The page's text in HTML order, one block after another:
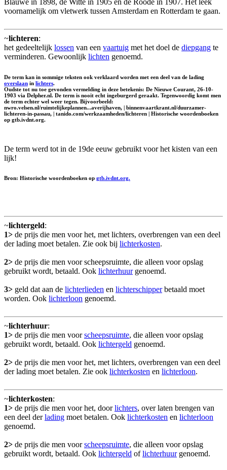
voornamelijk om vletwerk tussen Amsterdam en Rotterdam te gaan.
~lichteren:
het gedeeltelijk lossen van een vaartuig met het doel de diepgang te
verminderen. Gewoonlijk lichten genoemd.
De term kan in sommige teksten ook verklaard worden met een deel van de lading
overslaan in lichters.
Oudste tot nu toe gevonden vermelding in deze betekenis: De Nieuwe Courant, 26-10-
1903 via Delpher.nl. De term is nooit echt ingeburgerd geraakt. Tegenwoordig komt men
de term echter wel weer tegen. Bijvoorbeeld:
nwro.velsen.nl/ruimtelijkeplannen...averijhaven, | binnenvaartkrant.nl/duurzamer-
lichteren-in-passau, | tanido.com/werkzaamheden/lichteren | Historische woordenboeken
op gtb.ivdnt.org.
De term werd tot in de 19de eeuw gebruikt voor het kisten van een
lijk!
Bron: Historische woordenboeken op gtb.ivdnt.org.
~lichtergeld:
1> de prijs die men voor het, met lichters, overbrengen van een deel
der lading moet betalen. Zie ook bij lichterkosten.
2> de prijs die men voor scheepsruimte, die alleen voor opslag
gebruikt wordt, betaald. Ook lichterhuurgenoemd.
3> geld dat aan de lichterlieden en lichterschipperbetaald moet
worden. Ook lichterloon genoemd.
~lichterhuur:
1> de prijs die men voorscheepsruimte, die alleen voor opslag
gebruikt wordt, betaald. Ook lichtergeld genoemd.
2> de prijs die men voor het, met lichters, overbrengen van een deel
der lading moet betalen. Zie ook lichterkosten en lichterloon.
~lichterkosten:
1> de prijs die men voor het, doorlichters, over laten brengen van
een deel derlading moet betalen. Ook lichterkosten en lichterloon
genoemd.
2> de prijs die men voorscheepsruimte, die alleen voor opslag
gebruikt wordt, betaald. Ook lichtergeld oflichterhuurgenoemd.